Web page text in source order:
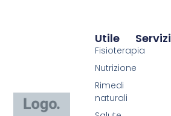
Servizi
Utile
Fisioterapia
Nutrizione
Rimedi
naturali